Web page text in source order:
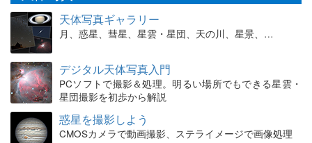
天体写真ギャラリー
月、惑星、彗星、星雲・星団、天の川、星景、…
デジタル天体写真入門
PCソフトで撮影＆処理。明るい場所でもできる星雲・
星団撮影を初歩から解説
惑星を撮影しよう
CMOSカメラで動画撮影、ステライメージで画像処理